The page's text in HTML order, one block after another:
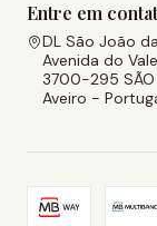
Entre em
DL São João
Avenida do
3700-295 SÃO
Aveiro -